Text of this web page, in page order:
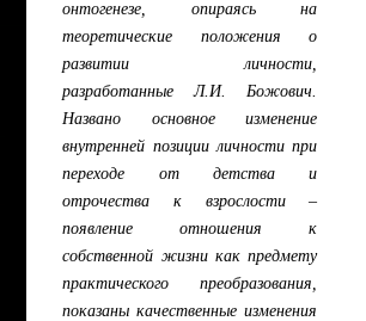
онтогенезе, опираясь на
теоретические положения о
развитии личности,
разработанные Л.И. Божович.
Названо основное изменение
внутренней позиции личности при
переходе от детства и
отрочества к взрослости –
появление отношения к
собственной жизни как предмету
практического преобразования,
показаны качественные изменения